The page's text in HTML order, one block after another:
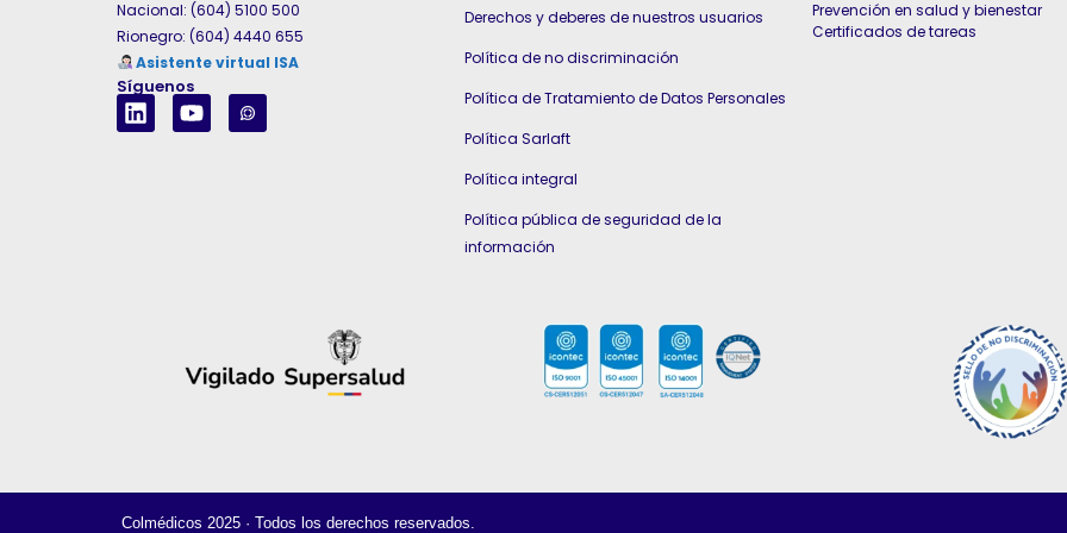
Nacional: (604) 5100 500
Rionegro: (604) 4440 655
Asistente virtual ISA
Síguenos
Derechos y deberes de nuestros usuarios
Política de no discriminación
Política de Tratamiento de Datos Personales
Política Sarlaft
Política integral
Política pública de seguridad de la
información
Prevención en salud y bienestar
Certificados de tareas
Colmédicos 2025 · Todos los derechos reservados.